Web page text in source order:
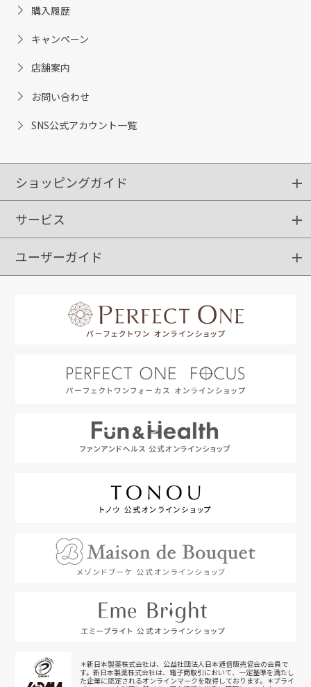
購入履歴
キャンペーン
店舗案内
お問い合わせ
SNS公式アカウント一覧
ショッピングガイド
ショッピングガイド
ご注文方法
送料・配送
クーポンご利用方法
サービス
定期購入
ポイントサービス
お知らせメール
ユーザーガイド
＊新日本製薬株式会社は、公益社団法人日本通信販売協会の会員で
す。新日本製薬株式会社は、電子商取引において、一定基準を満たし
た企業に認定されるオンラインマークを取得しております。＊プライ